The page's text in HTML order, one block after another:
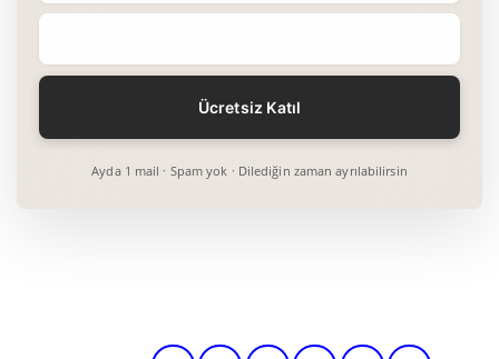
Ayda 1 mail · Spam yok · Dilediğin zaman ayrılabilirsin